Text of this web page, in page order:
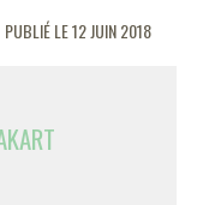
PUBLIÉ LE 12 JUIN 2018